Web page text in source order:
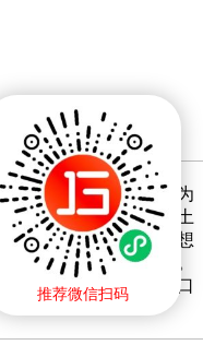
推荐微信扫码
蒙上一层黑面罩。作为
报告说影霸偷偷藏有土
死影霸之后，丑将就想
，还被西钊一阵毒打。
哪里。但是丑将紧闭口